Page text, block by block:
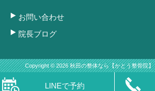
LINEで予約
お問い合わせ
院長ブログ
Copyright © 2026 秋田の整体なら【かとう整骨院